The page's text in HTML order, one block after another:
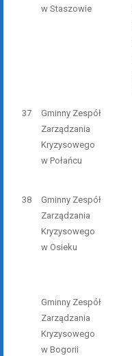
w Staszowie
37
Gminny Zespół
Zarządzania
Kryzysowego
w Połańcu
38
Gminny Zespół
Zarządzania
Kryzysowego
w Osieku
Gminny Zespół
Zarządzania
Kryzysowego
w Bogorii